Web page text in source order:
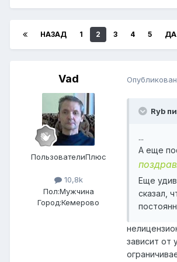
НАЗАД 1 2 3 4 5
Vad
ПользователиПлюс
10,8k
Пол:Мужчина
Город:Кемерово
Ryb
...
А еще
Еще
сказал,
зависит от